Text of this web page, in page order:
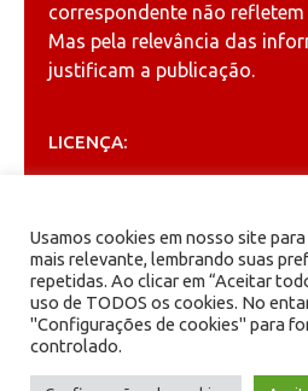
correspondente não refletem
Mas pela relevância das
justificam a publicação.
LICENÇA:
Creative Commons
ARQUIVOS
Arquivos
Usamos cookies em nosso site
mais relevante, lembrando suas
repetidas. Ao clicar em “Aceitar
uso de TODOS os cookies. No
"Configurações de cookies" para
controlado.